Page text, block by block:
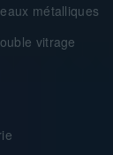
métalliques
vitrage